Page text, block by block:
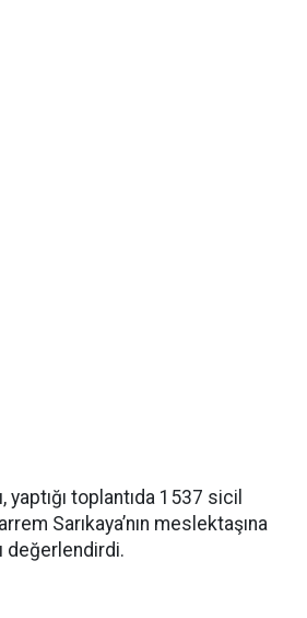
toplantıda 1537 sicil
Sarıkaya’nın meslektaşına
değerlendirdi.